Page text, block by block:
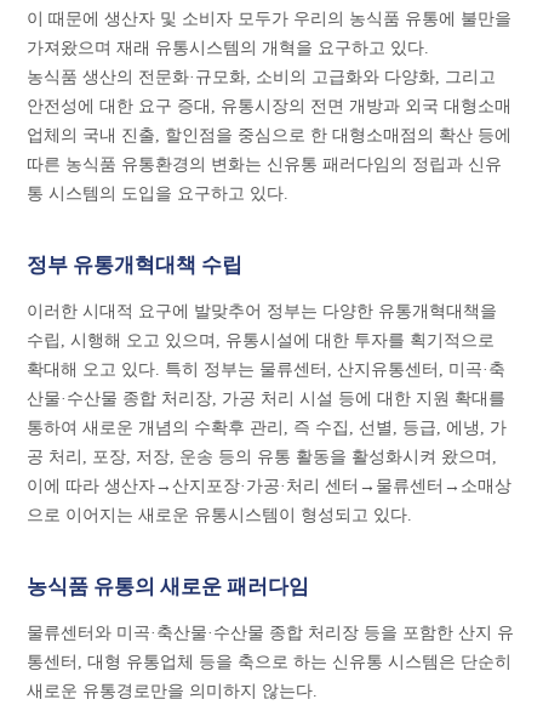
이 때문에 생산자 및 소비자 모두가 우리의 농식품 유통에 불만을
가져왔으며 재래 유통시스템의 개혁을 요구하고 있다.
농식품 생산의 전문화·규모화, 소비의 고급화와 다양화, 그리고
안전성에 대한 요구 증대, 유통시장의 전면 개방과 외국 대형소매
업체의 국내 진출, 할인점을 중심으로 한 대형소매점의 확산 등에
따른 농식품 유통환경의 변화는 신유통 패러다임의 정립과 신유
통 시스템의 도입을 요구하고 있다.
정부 유통개혁대책 수립
이러한 시대적 요구에 발맞추어 정부는 다양한 유통개혁대책을
수립, 시행해 오고 있으며, 유통시설에 대한 투자를 획기적으로
확대해 오고 있다. 특히 정부는 물류센터, 산지유통센터, 미곡·축
산물·수산물 종합 처리장, 가공 처리 시설 등에 대한 지원 확대를
통하여 새로운 개념의 수확후 관리, 즉 수집, 선별, 등급, 에냉, 가
공 처리, 포장, 저장, 운송 등의 유통 활동을 활성화시켜 왔으며,
이에 따라 생산자→산지포장·가공·처리 센터→물류센터→소매상
으로 이어지는 새로운 유통시스템이 형성되고 있다.
농식품 유통의 새로운 패러다임
물류센터와 미곡·축산물·수산물 종합 처리장 등을 포함한 산지 유
통센터, 대형 유통업체 등을 축으로 하는 신유통 시스템은 단순히
새로운 유통경로만을 의미하지 않는다.